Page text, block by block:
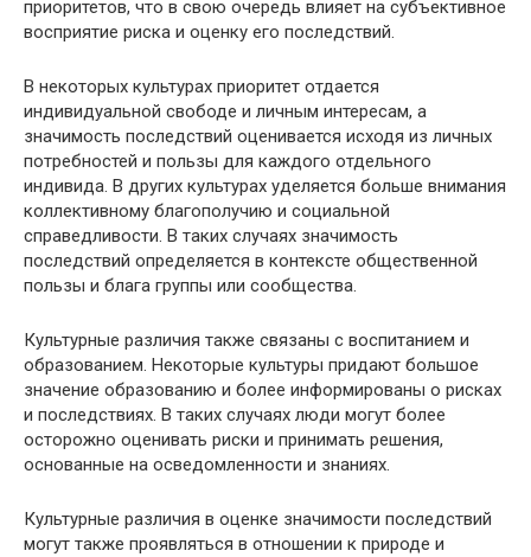
приоритетов, что в свою очередь влияет на субъективное
восприятие риска и оценку его последствий.
В некоторых культурах приоритет отдается
индивидуальной свободе и личным интересам, а
значимость последствий оценивается исходя из личных
потребностей и пользы для каждого отдельного
индивида. В других культурах уделяется больше внимания
коллективному благополучию и социальной
справедливости. В таких случаях значимость
последствий определяется в контексте общественной
пользы и блага группы или сообщества.
Культурные различия также связаны с воспитанием и
образованием. Некоторые культуры придают большое
значение образованию и более информированы о рисках
и последствиях. В таких случаях люди могут более
осторожно оценивать риски и принимать решения,
основанные на осведомленности и знаниях.
Культурные различия в оценке значимости последствий
могут также проявляться в отношении к природе и